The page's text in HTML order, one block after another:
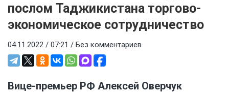
послом Таджикистана торгово-
экономическое сотрудничество
04.11.2022 / 07:21 / Без комментариев
Вице-премьер РФ Алексей Оверчук